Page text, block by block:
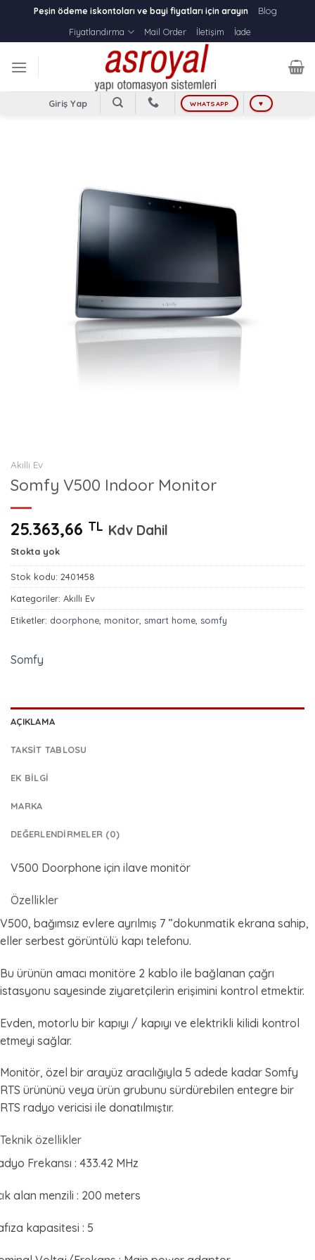
content
Peşin ödeme iskontoları ve bayi fiyatları için arayın
Blog
Fiyatlandırma
Mail Order İletişim İade
Giriş Yap WHATSAPP ♥
Akıllı Ev
Somfy V500 Indoor Monitor
25.363,66 TL Kdv Dahil
Stokta yok
Stok kodu: 2401458
Kategoriler: Akıllı Ev
Etiketler: doorphone, monitor, smart home, somfy
Somfy
AÇIKLAMA
TAKSIT TABLOSU
EK BILGI
MARKA
DEĞERLENDIRMELER (0)
V500 Doorphone için ilave monitör
Özellikler
V500, bağımsız evlere ayrılmış 7 ”dokunmatik ekrana sahip,
eller serbest görüntülü kapı telefonu.
Bu ürünün amacı monitöre 2 kablo ile bağlanan çağrı
istasyonu sayesinde ziyaretçilerin erişimini kontrol etmektir.
Evden, motorlu bir kapıyı / kapıyı ve elektrikli kilidi kontrol
etmeyi sağlar.
Monitör, özel bir arayüz aracılığıyla 5 adede kadar Somfy
RTS ürününü veya ürün grubunu sürdürebilen entegre bir
RTS radyo vericisi ile donatılmıştır.
Teknik özellikler
Frekansı : 433.42 MHz
alan menzili : 200 meters
kapasitesi : 5